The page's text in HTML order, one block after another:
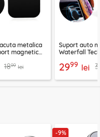
metalica
magnetic
1899 lei
Suport auto
Waterfall
2999 lei
-9%